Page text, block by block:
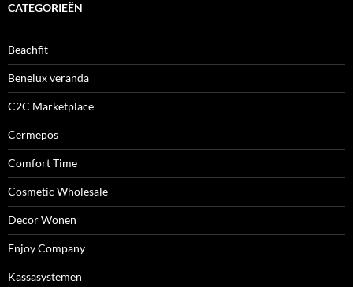
CATEGORIEËN
Beachfit
Benelux veranda
C2C Marketplace
Cermepos
Comfort Time
Cosmetic Wholesale
Decor Wonen
Enjoy Company
Kassasystemen